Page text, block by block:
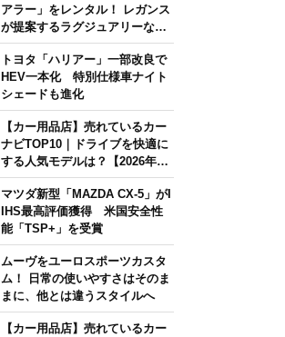
アラー」をレンタル！ レガンス
が提案するラグジュアリーな移
動体験
トヨタ「ハリアー」一部改良で
HEV一本化 特別仕様車ナイト
シェードも進化
【カー用品店】売れているカー
ナビTOP10｜ドライブを快適に
する人気モデルは？【2026年6
月版】
マツダ新型「MAZDA CX-5」がI
IHS最高評価獲得 米国安全性
能「TSP+」を受賞
ムーヴをユーロスポーツカスタ
ム！ 日常の使いやすさはそのま
まに、他とは違うスタイルへ
【カー用品店】売れているカー